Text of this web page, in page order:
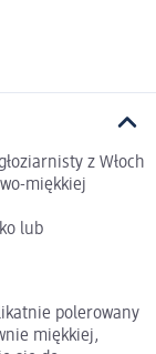
z Włoch
miękkiej
lub
polerowany
miękkiej,